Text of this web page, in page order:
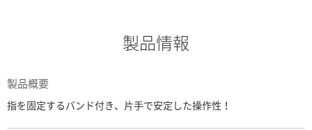
製品情報
製品概要
指を固定するバンド付き、片手で安定した操作性！